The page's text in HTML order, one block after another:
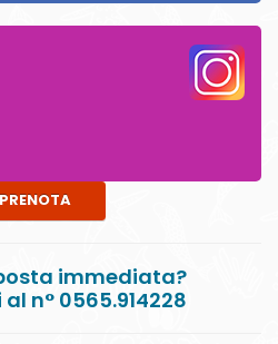
PRENOTA
immediata?
n° 0565.914228